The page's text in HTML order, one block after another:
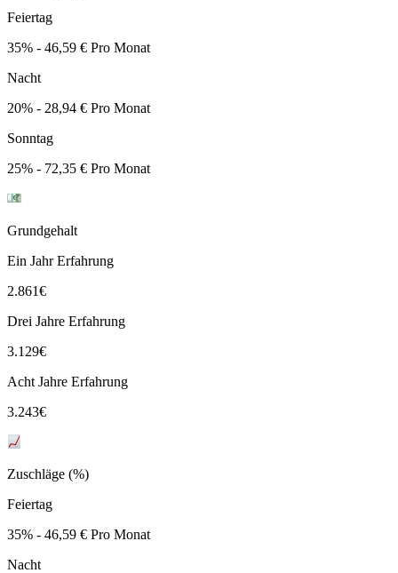
Feiertag
35% - 46,59 € Pro Monat
Nacht
20% - 28,94 € Pro Monat
Sonntag
25% - 72,35 € Pro Monat
Grundgehalt
Ein Jahr Erfahrung
2.861€
Drei Jahre Erfahrung
3.129€
Acht Jahre Erfahrung
3.243€
Zuschläge (%)
Feiertag
35% - 46,59 € Pro Monat
Nacht